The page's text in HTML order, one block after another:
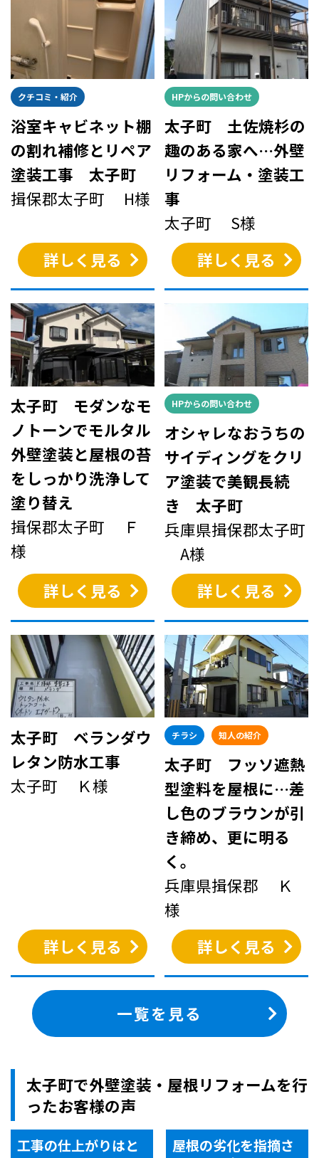
クチコミ・紹介
浴室キャビネット棚
の割れ補修とリペア
塗装工事 太子町
揖保郡太子町 H様
詳しく見る
HPからの問い合わせ
太子町 土佐焼杉の
趣のある家へ…外壁
リフォーム・塗装工
事
太子町 S様
詳しく見る
太子町 モダンなモ
ノトーンでモルタル
外壁塗装と屋根の苔
をしっかり洗浄して
塗り替え
揖保郡太子町 Ｆ
様
詳しく見る
HPからの問い合わせ
オシャレなおうちの
サイディングをクリ
ア塗装で美観長続
き 太子町
兵庫県揖保郡太子町
A様
詳しく見る
太子町 ベランダウ
レタン防水工事
太子町 Ｋ様
詳しく見る
チラシ 知人の紹介
太子町 フッソ遮熱
型塗料を屋根に…差
し色のブラウンが引
き締め、更に明る
く。
兵庫県揖保郡 Ｋ
様
詳しく見る
一覧を見る
太子町で外壁塗装・屋根リフォームを行
ったお客様の声
工事の仕上がりはと
屋根の劣化を指摘さ